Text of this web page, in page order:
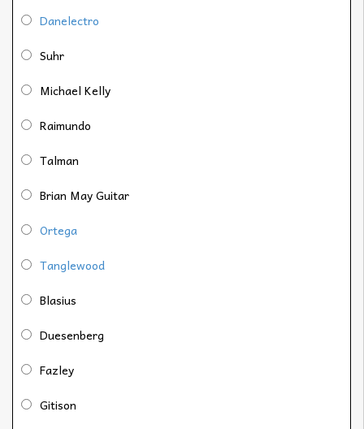
Danelectro
Suhr
Michael Kelly
Raimundo
Talman
Brian May Guitar
Ortega
Tanglewood
Blasius
Duesenberg
Fazley
Gitison